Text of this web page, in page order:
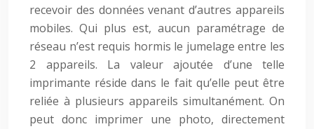
recevoir des données venant d’autres appareils
mobiles. Qui plus est, aucun paramétrage de
réseau n’est requis hormis le jumelage entre les
2 appareils. La valeur ajoutée d’une telle
imprimante réside dans le fait qu’elle peut être
reliée à plusieurs appareils simultanément. On
peut donc imprimer une photo, directement